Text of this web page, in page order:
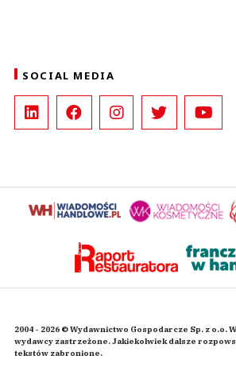
SOCIAL MEDIA
2004 - 2026 © Wydawnictwo Gospodarcze Sp. z o.o.
wydawcy zastrzeżone. Jakiekolwiek dalsze
tekstów zabronione.